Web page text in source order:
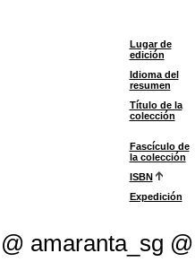
Lugar de
edición
Idioma del
resumen
Título de la
colección
Fascículo de
la colección
ISBN
Expedición
amaranta_sg @